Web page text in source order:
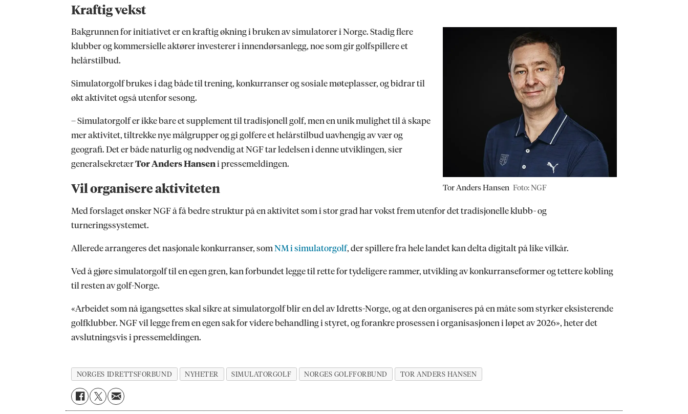
Kraftig vekst
Tor Anders Hansen Foto: NGF
Bakgrunnen for initiativet er en kraftig økning i bruken av simulatorer i Norge. Stadig flere
klubber og kommersielle aktører investerer i innendørsanlegg, noe som gir golfspillere et
helårstilbud.
Simulatorgolf brukes i dag både til trening, konkurranser og sosiale møteplasser, og bidrar til
økt aktivitet også utenfor sesong.
– Simulatorgolf er ikke bare et supplement til tradisjonell golf, men en unik mulighet til å skape
mer aktivitet, tiltrekke nye målgrupper og gi golfere et helårstilbud uavhengig av vær og
geografi. Det er både naturlig og nødvendig at NGF tar ledelsen i denne utviklingen, sier
generalsekretærTor Anders Hanseni pressemeldingen.
Vil organisere aktiviteten
Med forslaget ønsker NGF å få bedre struktur på en aktivitet som i stor grad har vokst frem utenfor det tradisjonelle klubb- og
turneringssystemet.
Allerede arrangeres det nasjonale konkurranser, somNM i simulatorgolf, der spillere fra hele landet kan delta digitalt på like vilkår.
Ved å gjøre simulatorgolf til en egen gren, kan forbundet legge til rette for tydeligere rammer, utvikling av konkurranseformer og tettere kobling
til resten av golf-Norge.
«Arbeidet som nå igangsettes skal sikre at simulatorgolf blir en del av Idretts-Norge, og at den organiseres på en måte som styrker eksisterende
golfklubber. NGF vil legge frem en egen sak for videre behandling i styret, og forankre prosessen i organisasjonen i løpet av 2026», heter det
avslutningsvis i pressemeldingen.
NORGES IDRETTSFORBUND NYHETER SIMULATORGOLF NORGES GOLFFORBUND TOR ANDERS HANSEN